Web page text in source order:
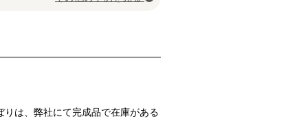
は、弊社にて完成品で在庫がある